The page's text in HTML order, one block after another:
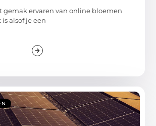
gemak ervaren van online bloemen
alsof je een